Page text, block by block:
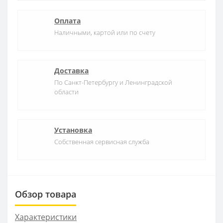
Оплата
Наличными, картой или по счету
Доставка
По Санкт-Петербургу и Ленинградской
области
Установка
Собственная сервисная служба
Обзор товара
Характеристики